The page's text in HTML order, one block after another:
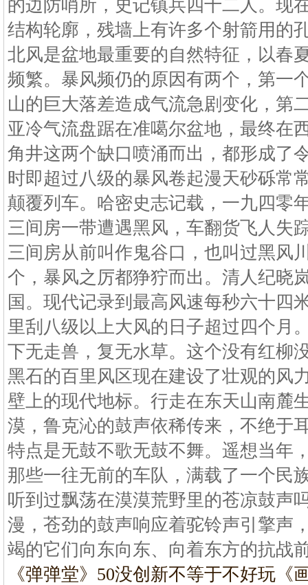
的边防哨所，史记镇兵四十二人。现
结构轮廓，残墙上有许多个射箭用的
北风是盆地最重要的自然特征，以春
频繁。暴风频仍的原因有两个，第一
山的巨大落差造成气流急剧变化，第
亚冷气流盘踞在准噶尔盆地，最终在
角井这两个缺口喷涌而出，都形成了
时即超过八级的暴风卷起漫天砂砾常
颠覆列车。哈密史志记载，一九四零
三间房一带遭遇黑风，车翻货飞人失
三间房从前叫作鬼谷口，也叫过黑风
个，暴风之厉都狰狞而出。清人纪晓
国。现代记录到最高风速每秒六十四
里刮八级以上大风的日子超过四个月
下无走兽，复无水草。这个没有红柳
黑石的百里风区现在建设了壮观的风
壁上的现代地标。行走在东天山南麓
漠，鲁克沁的鼓声依稀传来，不绝于
特点是无鼓不歌无鼓不舞。遥想当年
那些一往无前的车队，满载了一个民
听到过飘荡在漠漠荒野里的苍凉鼓声
漫，苍劲的鼓声响应着驼铃声引擎声
竭的它们向东向东、向着东方的抗战
《弹弹堂》50没创新不等于不好玩《